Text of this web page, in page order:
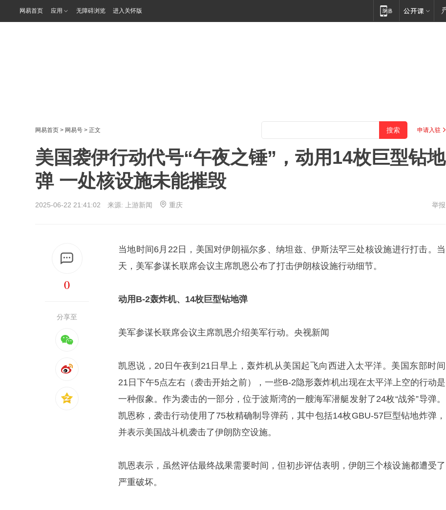
网易首页 应用 无障碍浏览 进入关怀版
网易首页 > 网易号 > 正文 申请入驻
美国袭伊行动代号“午夜之锤”，动用14枚巨型钻地
弹 一处核设施未能摧毁
2025-06-22 21:41:02 来源: 上游新闻 重庆 举报
0
分享至
当地时间6月22日，美国对伊朗福尔多、纳坦兹、伊斯法罕三处核设施进行打击。当
天，美军参谋长联席会议主席凯恩公布了打击伊朗核设施行动细节。
动用B-2轰炸机、14枚巨型钻地弹
美军参谋长联席会议主席凯恩介绍美军行动。央视新闻
凯恩说，20日午夜到21日早上，轰炸机从美国起飞向西进入太平洋。美国东部时间
21日下午5点左右（袭击开始之前），一些B-2隐形轰炸机出现在太平洋上空的行动是
一种假象。作为袭击的一部分，位于波斯湾的一艘海军潜艇发射了24枚“战斧”导弹。
凯恩称，袭击行动使用了75枚精确制导弹药，其中包括14枚GBU-57巨型钻地炸弹，
并表示美国战斗机袭击了伊朗防空设施。
凯恩表示，虽然评估最终战果需要时间，但初步评估表明，伊朗三个核设施都遭受了
严重破坏。